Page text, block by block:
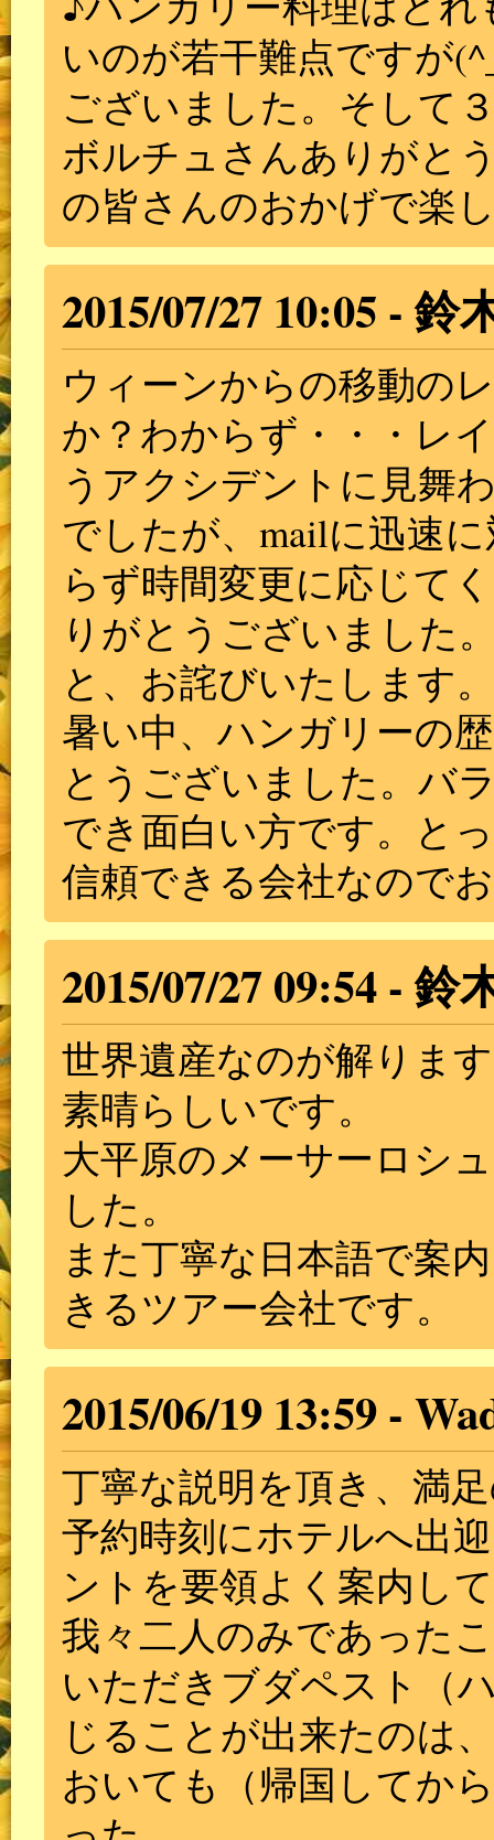
いのが若干難点ですが
ございました。そして
ボルチュさんありがと
の皆さんのおかげで楽
2015/07/27 10:05 鈴
ウィーンからの移動の
か？わからず・・・レ
うアクシデントに見舞
でしたが、mailに迅速
らず時間変更に応じて
りがとうございました
と、お詫びいたします。
暑い中、ハンガリーの
とうございました。バ
でき面白い方です。と
信頼できる会社なので
2015/07/27 09:54 鈴
世界遺産なのが解りま
素晴らしいです。
大平原のメーサーロシ
した。
また丁寧な日本語で案
きるツアー会社です。
2015/06/19 13:59
丁寧な説明を頂き、満
予約時刻にホテルへ出
ントを要領よく案内し
我々二人のみであった
いただきブダペスト（
じることが出来たのは
おいても（帰国してか